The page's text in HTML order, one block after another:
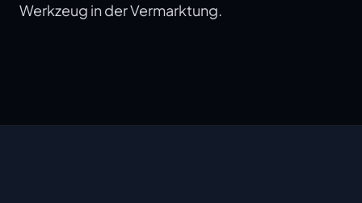
Werkzeug in der Vermarktung.